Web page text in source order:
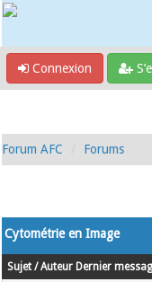
Connexion
Forum AFC Forums
Cytométrie en Image
Sujet /Auteur Dernier